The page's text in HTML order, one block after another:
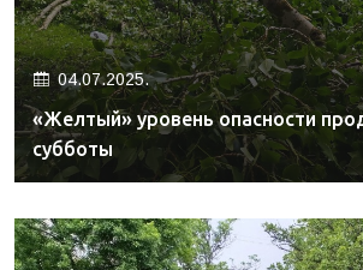
04.07.2025.
«Желтый» уровень опасности
субботы